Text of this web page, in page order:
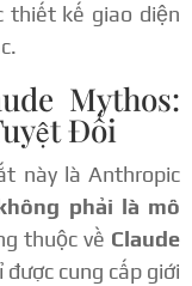
thiết kế giao diện
Mythos:
Đối
này là Anthropic
phải là mô
thuộc về Claude
cung cấp giới